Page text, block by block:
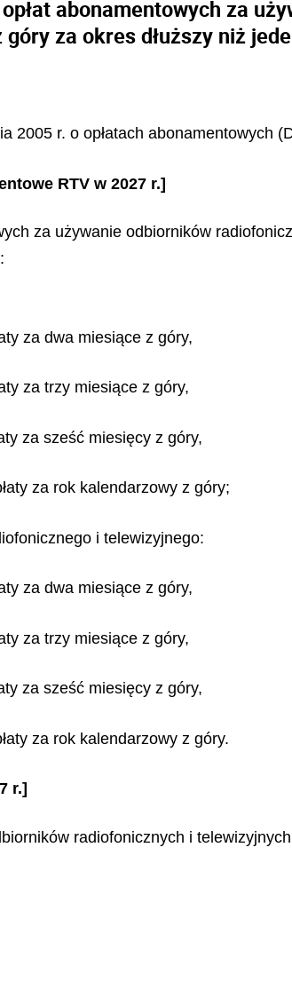
abonamentowych za
za okres dłuższy niż
2005 r. o opłatach abonamentowych
RTV w 2027 r.]
za używanie odbiorników
za dwa miesiące z góry,
za trzy miesiące z góry,
za sześć miesięcy z góry,
za rok kalendarzowy z góry;
i telewizyjnego:
za dwa miesiące z góry,
za trzy miesiące z góry,
za sześć miesięcy z góry,
za rok kalendarzowy z góry.
r.]
radiofonicznych i